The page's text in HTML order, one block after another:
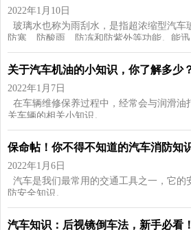
2022年1月10日
玻璃水也称为雨刮水，是指超浓缩型汽
防寒、防酸雨、防冻和防紫外等功能。能迅
关于汽车机油的小知识，你了解多少
2022年1月7日
在车辆维修保养过程中，经常会与润滑油
关车辆的相关小知识。
保命帖！你不得不知道的汽车消防知
2022年1月6日
汽车是我们最常用的交通工具之一，它
防安全知识。 …
汽车知识：后视镜倒车法，新手必看！